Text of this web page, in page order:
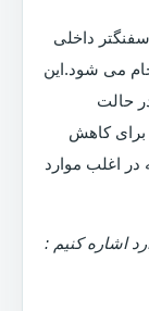
داخلی
می شود.این
حالت
برای کاهش
اغلب موارد
اشاره کنیم :